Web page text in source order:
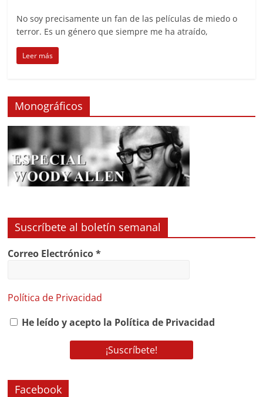
No soy precisamente un fan de las películas de miedo o
terror. Es un género que siempre me ha atraído,
Leer más
Monográficos
Suscríbete al boletín semanal
Correo Electrónico*
Política de Privacidad
He leído y acepto la Política de Privacidad
Facebook